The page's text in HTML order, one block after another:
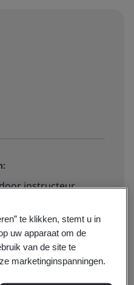
instructeur
te klikken, stemt u in
uw apparaat om de
van de site te
marketinginspanningen.